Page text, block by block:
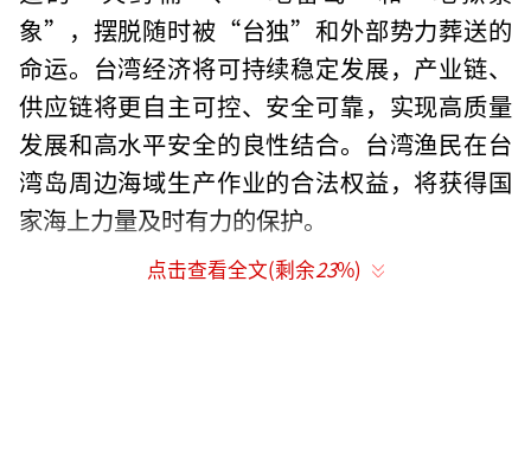
象”，摆脱随时被“台独”和外部势力葬送的
命运。台湾经济将可持续稳定发展，产业链、
供应链将更自主可控、安全可靠，实现高质量
发展和高水平安全的良性结合。台湾渔民在台
湾岛周边海域生产作业的合法权益，将获得国
家海上力量及时有力的保护。
张晗还表示，和平统一后，台湾将成为和
点击查看全文(剩余23%)